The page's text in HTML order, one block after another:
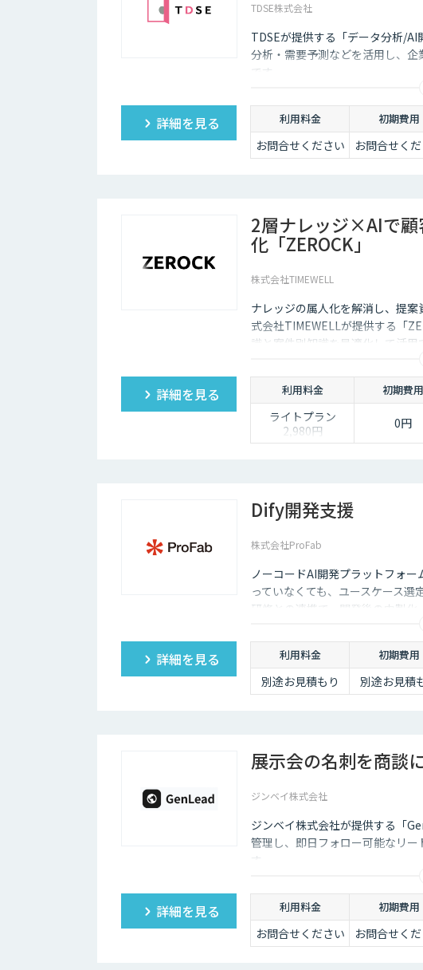
TDSE株式会社
TDSEが提供する「データ分析/
分析・需要予測などを活用し、
です。
詳細を見る 利用料金 初期費用
お問合せください お問合せく
2層ナレッジ×AIで顧
化「ZEROCK」
株式会社TIMEWELL
ナレッジの属人化を解消し、提
式会社TIMEWELLが提供する「
識と案件別知識を最適化して活
工数を最大80%削減し、商談獲得
詳細を見る 利用料金 初期費用
ライトプラン
2,980円
「まずは個人でAI
・AIチャット無制
限で、日々の壁打
※AIスライド作成
あり
スタンダードプラ
劇的に変えたい」
方に
・5名様まで一律
料金で使い放題
6,000円で、チーム
の生産性を最大化
0円
Dify開発支援
株式会社ProFab
ノーコードAI開発プラットフォ
っていなくても、ユースケース選
研修との連携で、開発後の内製化
詳細を見る 利用料金 初期費用
別途お見積もり 別途お見積
展示会の名刺を商談
ジンベイ株式会社
ジンベイ株式会社が提供する「
管理し、即日フォロー可能なリ
す。
詳細を見る 利用料金 初期費用
お問合せください お問合せく